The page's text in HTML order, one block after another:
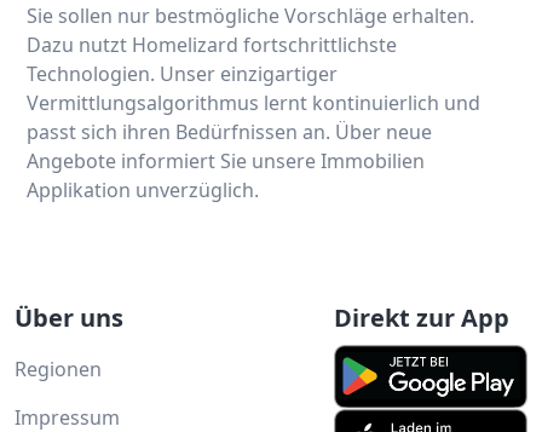
Sie sollen nur bestmögliche Vorschläge erhalten.
Dazu nutzt Homelizard fortschrittlichste
Technologien. Unser einzigartiger
Vermittlungsalgorithmus lernt kontinuierlich und
passt sich ihren Bedürfnissen an. Über neue
Angebote informiert Sie unsere Immobilien
Applikation unverzüglich.
Über uns
Regionen
Impressum
Direkt zur App